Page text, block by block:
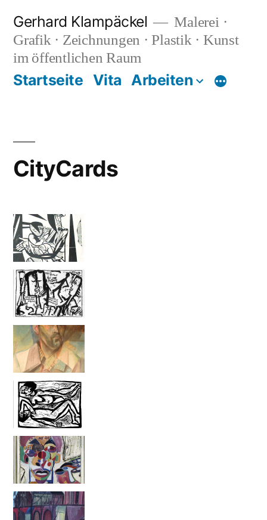
Inhalt
springen
Gerhard Klampäckel
Malerei ·
Grafik · Zeichnungen · Plastik · Kunst
im öffentlichen Raum
Startseite Vita Arbeiten Mehr
CityCards